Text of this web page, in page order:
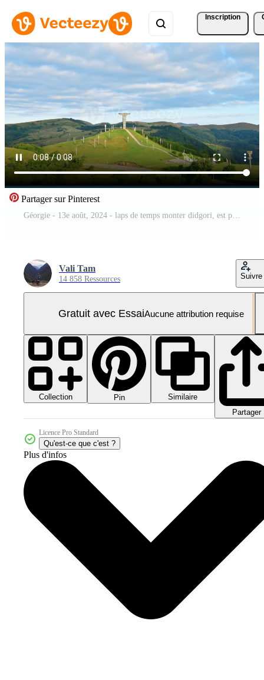
Inscription
Partager sur Pinterest
Géorgie - 13e août, 2024 - laps de temps monter didgori, est partie de le trialeti gamme, moindre Caucase. historique site célèbre la victoire a gagné par le géorgien Roi David iv plus de le seldjoukide armées Vidéo Pro
Vali Tam
14 858 Ressources Suivre
Gratuit avec EssaiAucune attribution requise
Collection Pin
Similaire
Partager
Licence Pro Standard
Qu'est-ce que c'est ?
Plus d'infos